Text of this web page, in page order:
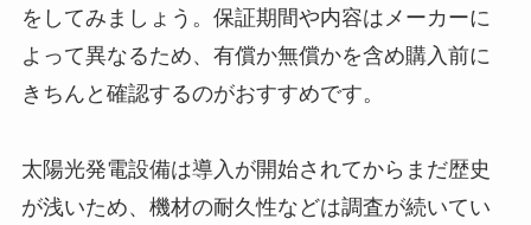
をしてみましょう。保証期間や内容はメーカーに
よって異なるため、有償か無償かを含め購入前に
きちんと確認するのがおすすめです。
太陽光発電設備は導入が開始されてからまだ歴史
が浅いため、機材の耐久性などは調査が続いてい